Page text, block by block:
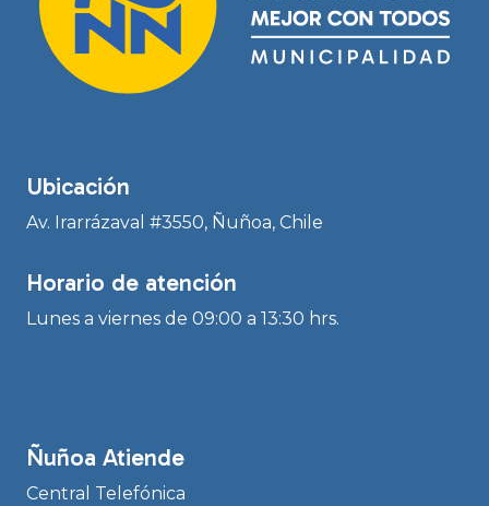
Ubicación
Av. Irarrázaval #3550, Ñuñoa, Chile
Horario de atención
Lunes a viernes de 09:00 a 13:30 hrs.
Ñuñoa Atiende
Central Telefónica